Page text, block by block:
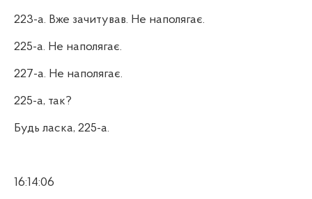
223-а. Вже зачитував. Не наполягає.
225-а. Не наполягає.
227-а. Не наполягає.
225-а, так?
Будь ласка, 225-а.
16:14:06